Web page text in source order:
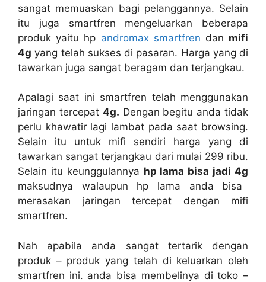
sangat memuaskan bagi pelanggannya. Selain
itu juga smartfren mengeluarkan beberapa
produk yaitu hp andromax smartfren dan mifi
4g yang telah sukses di pasaran. Harga yang di
tawarkan juga sangat beragam dan terjangkau.
Apalagi saat ini smartfren telah menggunakan
jaringan tercepat 4g. Dengan begitu anda tidak
perlu khawatir lagi lambat pada saat browsing.
Selain itu untuk mifi sendiri harga yang di
tawarkan sangat terjangkau dari mulai 299 ribu.
Selain itu keunggulannya hp lama bisa jadi 4g
maksudnya walaupun hp lama anda bisa
merasakan jaringan tercepat dengan mifi
smartfren.
Nah apabila anda sangat tertarik dengan
produk – produk yang telah di keluarkan oleh
smartfren ini. anda bisa membelinya di toko –